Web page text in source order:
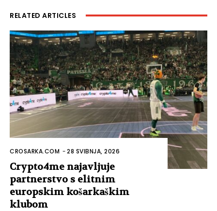
RELATED ARTICLES
CROSARKA.COM -28 SVIBNJA, 2026
Crypto4me najavljuje
partnerstvo s elitnim
europskim košarkaškim
klubom